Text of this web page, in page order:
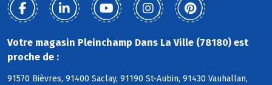
Votre magasin Pleinchamp Dans La Ville (78180) est
proche de :
91570 Bièvres, 91400 Saclay, 91190 St-Aubin, 91430 Vauhallan,